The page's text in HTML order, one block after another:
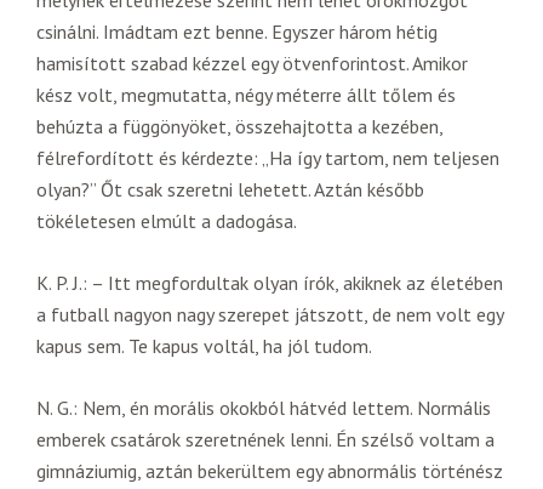
csinálni. Imádtam ezt benne. Egyszer három hétig
hamisított szabad kézzel egy ötvenforintost. Amikor
kész volt, megmutatta, négy méterre állt tőlem és
behúzta a függönyöket, összehajtotta a kezében,
félrefordított és kérdezte: „Ha így tartom, nem teljesen
olyan?” Őt csak szeretni lehetett. Aztán később
tökéletesen elmúlt a dadogása.
K. P. J.: – Itt megfordultak olyan írók, akiknek az életében
a futball nagyon nagy szerepet játszott, de nem volt egy
kapus sem. Te kapus voltál, ha jól tudom.
N. G.: Nem, én morális okokból hátvéd lettem. Normális
emberek csatárok szeretnének lenni. Én szélső voltam a
gimnáziumig, aztán bekerültem egy abnormális történész